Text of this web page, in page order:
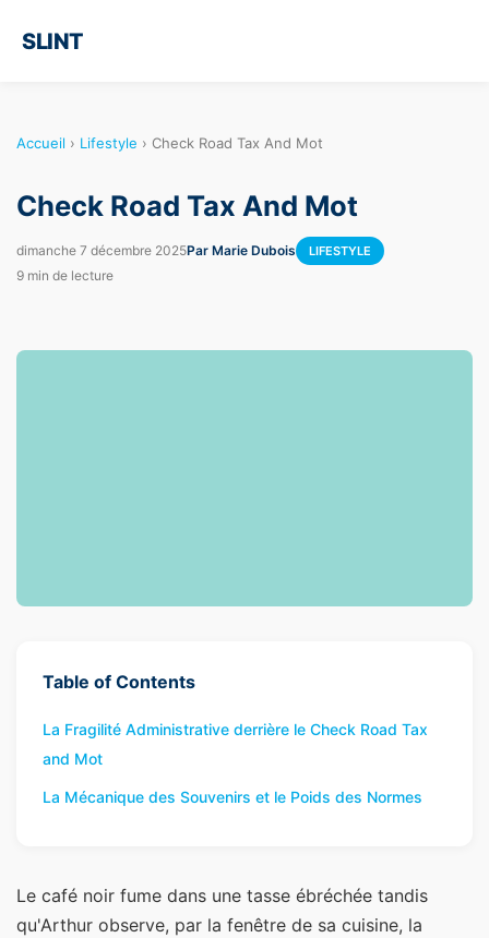
SLINT
Accueil › Lifestyle › Check Road Tax And Mot
Check Road Tax And Mot
dimanche 7 décembre 2025Par Marie Dubois LIFESTYLE
9 min de lecture
Table of Contents
La Fragilité Administrative derrière le Check Road Tax
and Mot
La Mécanique des Souvenirs et le Poids des Normes
Le café noir fume dans une tasse ébréchée tandis
qu'Arthur observe, par la fenêtre de sa cuisine, la